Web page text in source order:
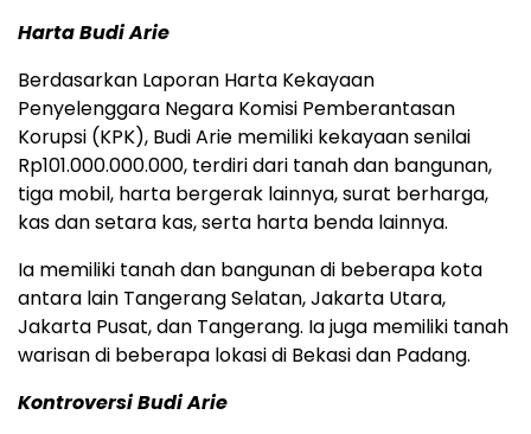
Harta Budi Arie
Berdasarkan Laporan Harta Kekayaan
Penyelenggara Negara Komisi Pemberantasan
Korupsi (KPK), Budi Arie memiliki kekayaan senilai
Rp101.000.000.000, terdiri dari tanah dan bangunan,
tiga mobil, harta bergerak lainnya, surat berharga,
kas dan setara kas, serta harta benda lainnya.
Ia memiliki tanah dan bangunan di beberapa kota
antara lain Tangerang Selatan, Jakarta Utara,
Jakarta Pusat, dan Tangerang. Ia juga memiliki tanah
warisan di beberapa lokasi di Bekasi dan Padang.
Kontroversi Budi Arie